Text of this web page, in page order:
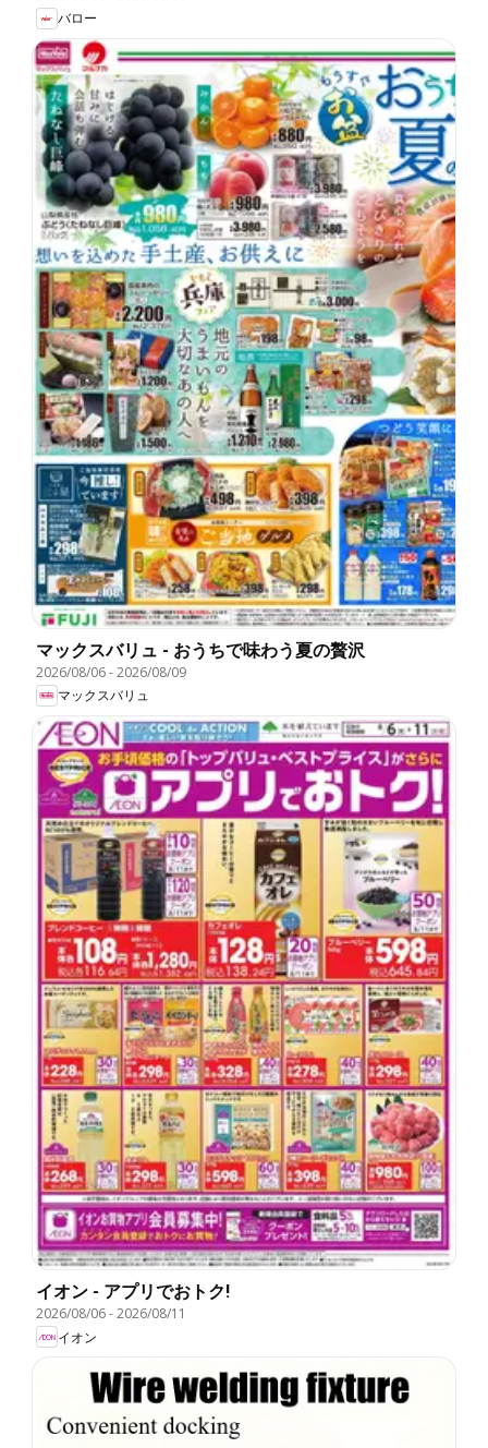
バロー
マックスバリュ - おうちで味わう夏の贅沢
2026/08/06-2026/08/09
マックスバリュ
イオン - アプリでおトク!
2026/08/06-2026/08/11
イオン